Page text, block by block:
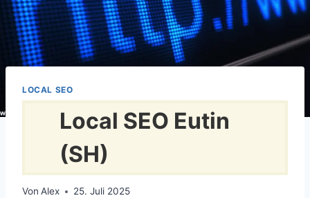
LOCAL SEO
Local SEO Eutin
(SH)
Von Alex 25. Juli 2025